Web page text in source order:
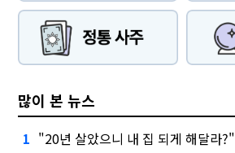
많이 본 뉴스
1 "20년 살았으니 내 집 되게 해달라?"